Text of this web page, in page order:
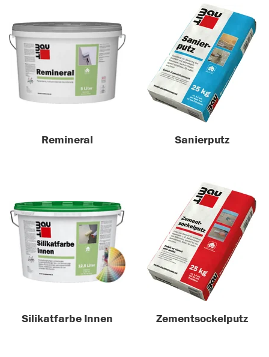
Remineral Sanierputz
Silikatfarbe Innen Zementsockelputz